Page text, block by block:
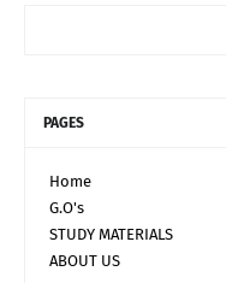
PAGES
Home
G.O's
STUDY MATERIALS
ABOUT US